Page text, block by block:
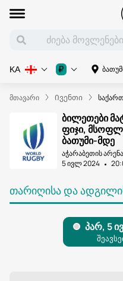
KA ₽
მთავარი Ივენთი
ბილეთები
ფიჯი,
ბათუმი-მდე
აჭარაბეთის
5 ივლ 2024
ᲗᲐᲠᲘᲦᲘᲡᲐ ᲓᲐ